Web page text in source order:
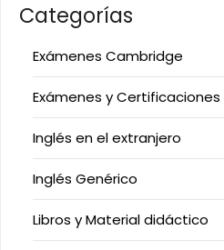
Categorías
Exámenes Cambridge
Exámenes y Certificaciones
Inglés en el extranjero
Inglés Genérico
Libros y Material didáctico